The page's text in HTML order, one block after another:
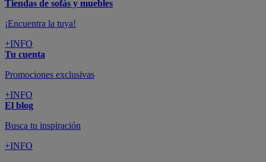
Tiendas de sofás y muebles
¡Encuentra la tuya!
+INFO
Tu cuenta
Promociones exclusivas
+INFO
El blog
Busca tu inspiración
+INFO